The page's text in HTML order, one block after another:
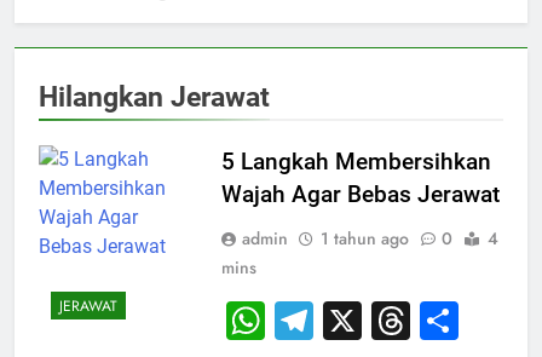
Hilangkan Jerawat
JERAWAT
5 Langkah Membersihkan
Wajah Agar Bebas Jerawat
admin 1 tahun ago 0
4
mins
WhatsApp
Telegram
X